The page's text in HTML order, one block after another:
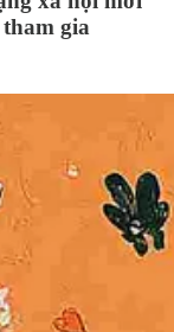
gia